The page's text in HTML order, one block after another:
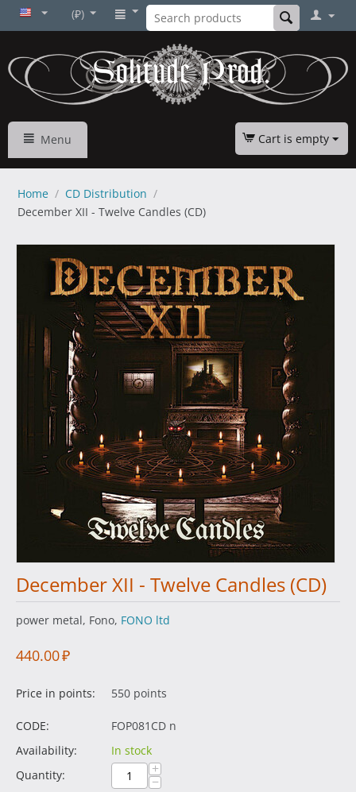
(₽)
Menu Cart is empty
Home / CD Distribution /
December XII - Twelve Candles (CD)
December XII - Twelve Candles (CD)
power metal, Fono, FONO ltd
440.00₽
Price in points: 550 points
CODE:
FOP081CD n
Availability:
In stock
Quantity:
+
−